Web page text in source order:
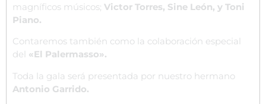
magníficos músicos; Victor Torres, Sine León, y Toni
Piano.
Contaremos también como la colaboración especial
del «El Palermasso».
Toda la gala será presentada por nuestro hermano
Antonio Garrido.